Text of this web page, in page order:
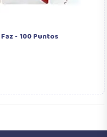
- 100 Puntos